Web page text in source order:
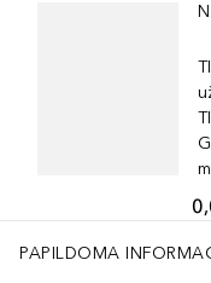
PAPILDOMA